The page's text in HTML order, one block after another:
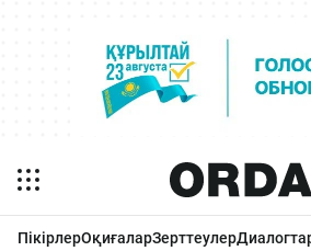
ПікірлерОқиғаларЗерттеулер